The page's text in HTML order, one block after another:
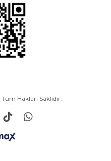
Hakları Saklıdır.